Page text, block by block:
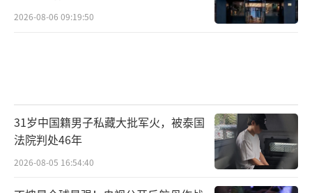
的追寻
2026-08-06 09:19:50
31岁中国籍男子私藏大批军火，被泰国
法院判处46年
2026-08-05 16:54:40